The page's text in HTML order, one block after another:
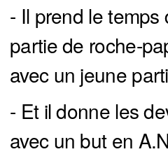
- Il prend le temps
partie de roche-
avec un jeune
- Et il donne les
avec un but en